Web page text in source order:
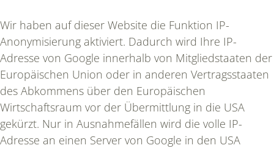
ONLINEMARKETING
SUCHMASCHINENMARKETING
SOCIAL MEDIA MARKETING
Wir haben auf dieser Website die Funktion IP-
Anonymisierung aktiviert. Dadurch wird Ihre IP-
Adresse von Google innerhalb von Mitgliedstaaten der
Europäischen Union oder in anderen Vertragsstaaten
des Abkommens über den Europäischen
Wirtschaftsraum vor der Übermittlung in die USA
gekürzt. Nur in Ausnahmefällen wird die volle IP-
Adresse an einen Server von Google in den USA